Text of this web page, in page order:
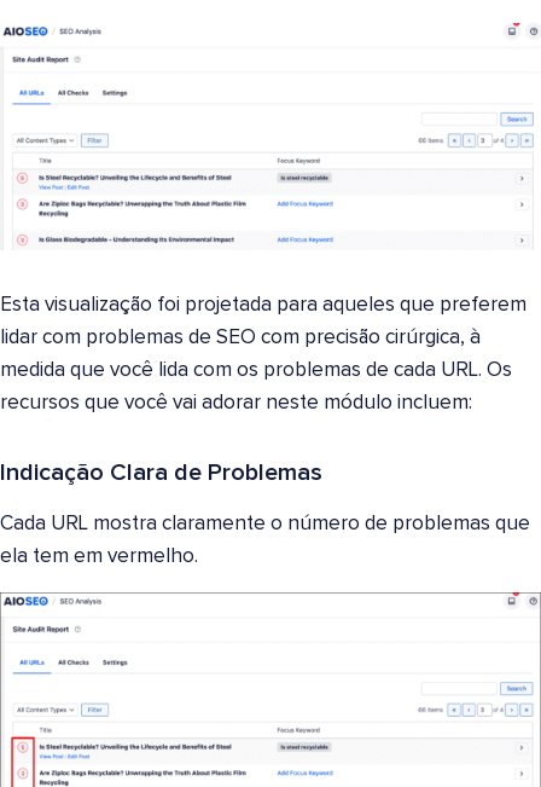
Esta visualização foi projetada para aqueles que preferem
lidar com problemas de SEO com precisão cirúrgica, à
medida que você lida com os problemas de cada URL. Os
recursos que você vai adorar neste módulo incluem:
Indicação Clara de Problemas
Cada URL mostra claramente o número de problemas que
ela tem em vermelho.